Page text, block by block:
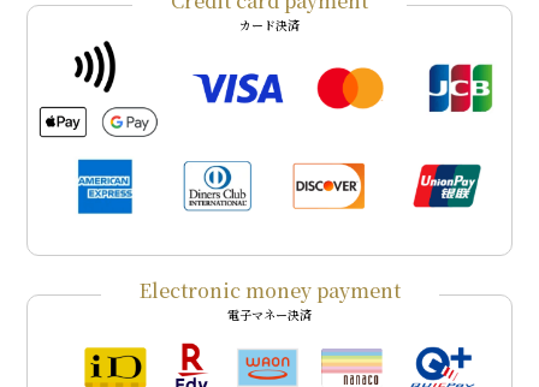
カード決済
Electronic money payment
電子マネー決済